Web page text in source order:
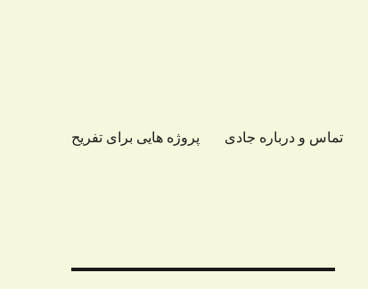
تماس و درباره جادی پروژه هایی برای تفریح